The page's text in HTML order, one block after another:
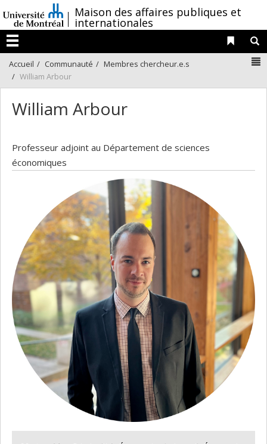
au
contenu
/Maison des affaires publiques et
internationales
Menu
Liens
Accueil Communauté
Membres chercheur.e.s
William Arbour
William Arbour
Professeur adjoint au Département de sciences
économiques